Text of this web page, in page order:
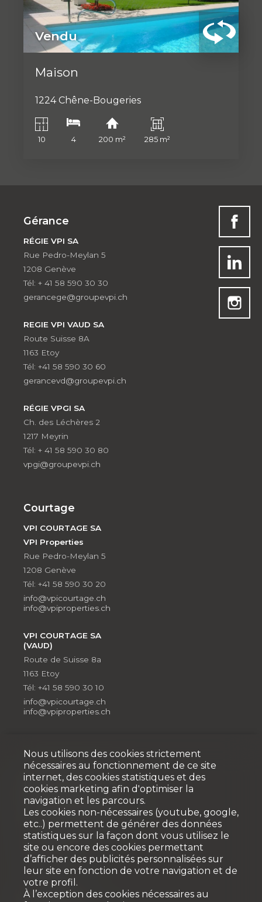
Vendu
Maison
1224 Chêne-Bougeries
10 4 200 m² 285 m²
Gérance
RÉGIE VPI SA
Rue Pedro-Meylan 5
1208 Genève
Tél: + 41 58 590 30 30
gerancege@groupevpi.ch
REGIE VPI VAUD SA
Route Suisse 8A
1163 Etoy
Tél: +41 58 590 30 60
gerancevd@groupevpi.ch
RÉGIE VPGI SA
Ch. des Léchères 2
1217 Meyrin
Tél: + 41 58 590 30 80
vpgi@groupevpi.ch
Courtage
VPI COURTAGE SA
VPI Properties
Rue Pedro-Meylan 5
1208 Genève
Tél: +41 58 590 30 20
info@vpicourtage.ch
info@vpiproperties.ch
VPI COURTAGE SA
(VAUD)
Route de Suisse 8a
1163 Etoy
Tél: +41 58 590 30 10
info@vpicourtage.ch
info@vpiproperties.ch
Développement
VPI DÉVELOPPEMENT SA
Rue Pedro-Meylan 5
1208 Genève
Tél: + 41 58 590 30 90
info@vpidev.ch
Nous utilisons des cookies strictement
nécessaires au fonctionnement de ce site
internet, des cookies statistiques et des
cookies marketing afin d'optimiser la
navigation et les parcours.
Les cookies non-nécessaires (youtube, google,
etc..) permettent de générer des données
statistiques sur la façon dont vous utilisez le
site ou encore des cookies permettant
d’afficher des publicités personnalisées sur
leur site en fonction de votre navigation et de
votre profil.
À l’exception des cookies nécessaires au